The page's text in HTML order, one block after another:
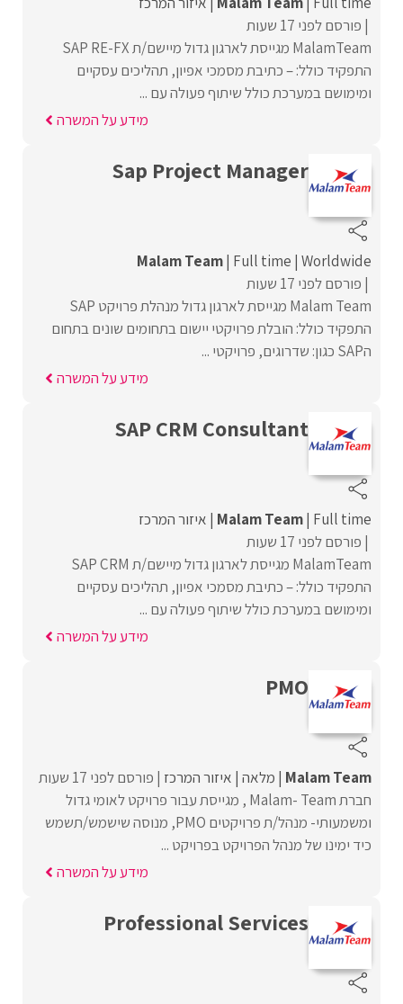
פורסם לפני 17 שעות
MalamTeam מגייסת לארגון גדול מיישם/ת SAP RE-FX
התפקיד כולל: – כתיבת מסמכי אפיון, תהליכים עסקיים
ומימושם במערכת כולל שיתוף פעולה עם ...
מידע על המשרה
Sap Project Manager
Malam Team Full time Worldwide
פורסם לפני 17 שעות
התפקיד כולל: הובלת פרויקטי יישום בתחומים שונים בתחום
הSAP כגון: שדרוגים, פרויקטי ...
מידע על המשרה
SAP CRM Consultant
Malam Team Full time
איזור המרכז
פורסם לפני 17 שעות
MalamTeam מגייסת לארגון גדול מיישם/ת SAP CRM
התפקיד כולל: – כתיבת מסמכי אפיון, תהליכים עסקיים
ומימושם במערכת כולל שיתוף פעולה עם ...
מידע על המשרה
PMO
Malam Team מלאה איזור המרכז פורסם לפני 17 שעות
חברת Malam- Team , מגייסת עבור פרויקט לאומי גדול
ומשמעותי- מנהל/ת פרויקטים PMO, מנוסה שישמש/תשמש
כיד ימינו של מנהל הפרויקט בפרויקט ...
מידע על המשרה
Professional Services